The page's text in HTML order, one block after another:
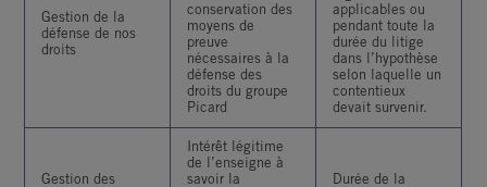
Gestion de la
défense de nos
droits
conservation des
moyens de
preuve
nécessaires à la
défense des
droits du groupe
Picard
applicables ou
pendant toute la
durée du litige
dans l’hypothèse
selon laquelle un
contentieux
devait survenir.
Gestion des
Intérêt légitime
de l’enseigne à
savoir la
Durée de la